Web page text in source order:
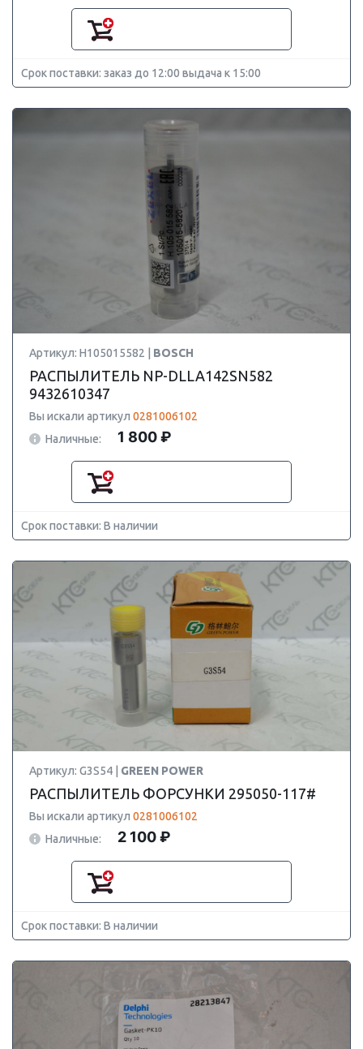
Срок поставки: заказ до 12:00 выдача к 15:00
Артикул: H105015582 | BOSCH
РАСПЫЛИТЕЛЬ NP-DLLA142SN582
9432610347
Вы искали артикул 0281006102
Наличные:
1 800 ₽
Срок поставки: В наличии
Артикул: G3S54 | GREEN POWER
РАСПЫЛИТЕЛЬ ФОРСУНКИ 295050-117#
Вы искали артикул 0281006102
Наличные:
2 100 ₽
Срок поставки: В наличии